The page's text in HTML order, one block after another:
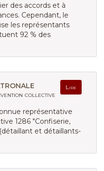
des accords et à
Cependant, le
les représentants
92 % des
Lire
collective
représentative
1286 "Confiserie,
et détaillants-